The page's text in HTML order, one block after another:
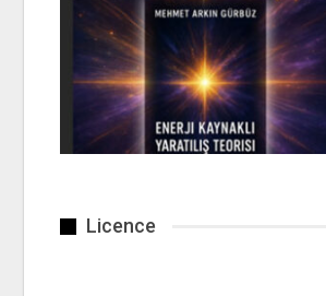
Licence